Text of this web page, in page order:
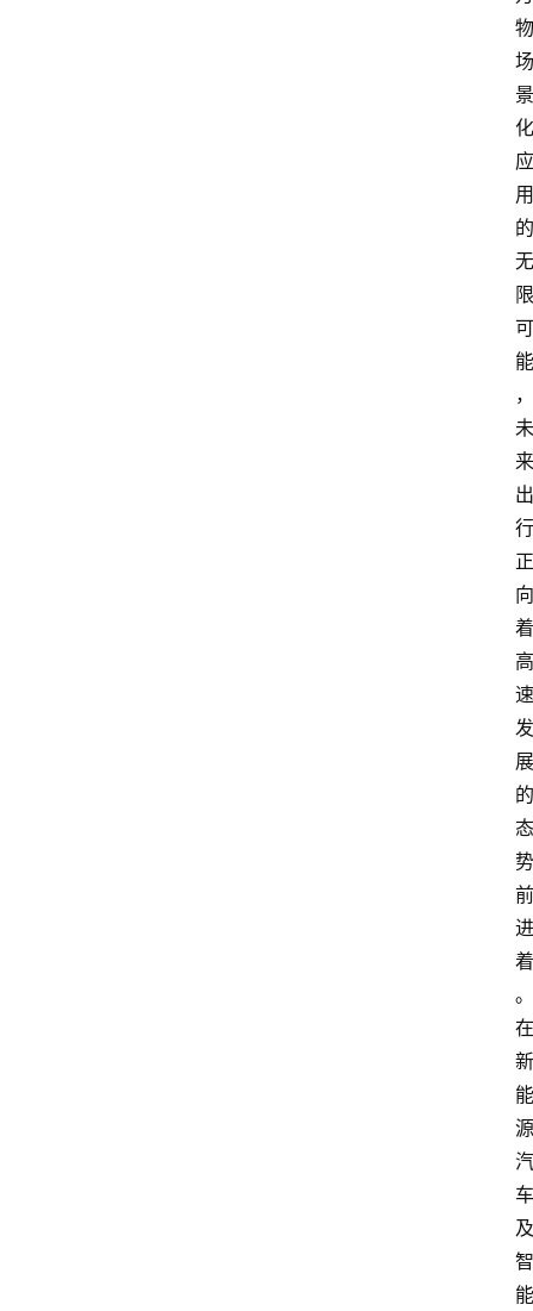
物
场
景
化
应
用
的
无
限
可
能
，
未
来
出
行
正
向
着
高
速
发
展
的
态
势
前
进
着
。
在
新
能
源
汽
车
及
智
能